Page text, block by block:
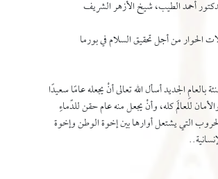
أحمد الطيب، شيخ الأزهر الشريف
الحوار من أجل تحقيق السلام في بورما
بالعامِ الجديد أسأل الله تعالى أنْ يجعله عامًا سعيدًا
للعالَم كله، وأنْ يجعل منه عام حقن للدِّماءِ
التي يشتعل أوارها بين إخوة الوطن وإخوة